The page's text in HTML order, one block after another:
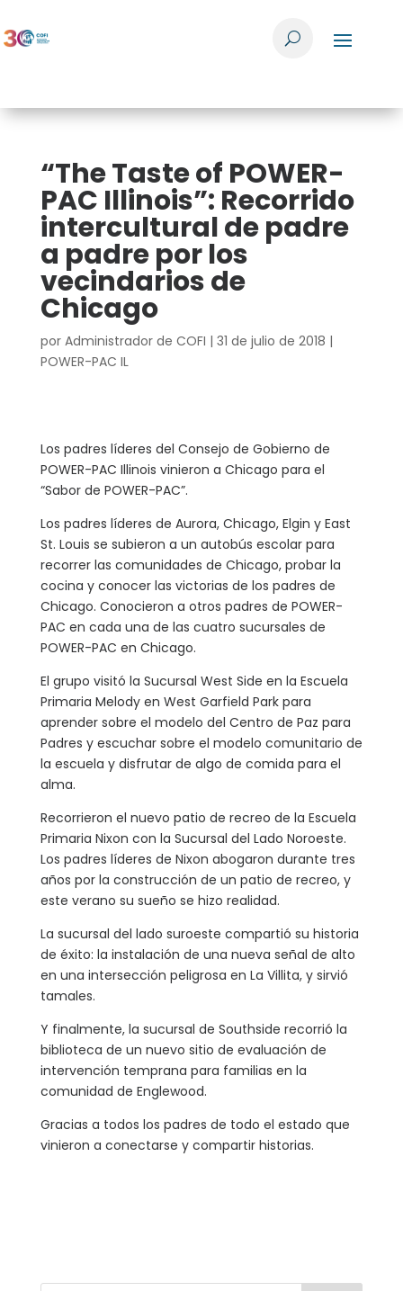
“The Taste of POWER-
PAC Illinois”: Recorrido
intercultural de padre
a padre por los
vecindarios de
Chicago
por Administrador de COFI | 31 de julio de 2018 |
POWER-PAC IL
Los padres líderes del Consejo de Gobierno de
POWER-PAC Illinois vinieron a Chicago para el
“Sabor de POWER-PAC”.
Los padres líderes de Aurora, Chicago, Elgin y East
St. Louis se subieron a un autobús escolar para
recorrer las comunidades de Chicago, probar la
cocina y conocer las victorias de los padres de
Chicago. Conocieron a otros padres de POWER-
PAC en cada una de las cuatro sucursales de
POWER-PAC en Chicago.
El grupo visitó la Sucursal West Side en la Escuela
Primaria Melody en West Garfield Park para
aprender sobre el modelo del Centro de Paz para
Padres y escuchar sobre el modelo comunitario de
la escuela y disfrutar de algo de comida para el
alma.
Recorrieron el nuevo patio de recreo de la Escuela
Primaria Nixon con la Sucursal del Lado Noroeste.
Los padres líderes de Nixon abogaron durante tres
años por la construcción de un patio de recreo, y
este verano su sueño se hizo realidad.
La sucursal del lado suroeste compartió su historia
de éxito: la instalación de una nueva señal de alto
en una intersección peligrosa en La Villita, y sirvió
tamales.
Y finalmente, la sucursal de Southside recorrió la
biblioteca de un nuevo sitio de evaluación de
intervención temprana para familias en la
comunidad de Englewood.
Gracias a todos los padres de todo el estado que
vinieron a conectarse y compartir historias.